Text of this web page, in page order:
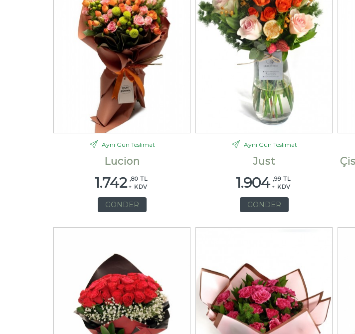
Aynı Gün Teslimat
Lucion
1.742 ,80 TL
+ KDV
GÖNDER
Aynı Gün Teslimat
Just
1.904 ,99 TL
+ KDV
GÖNDER